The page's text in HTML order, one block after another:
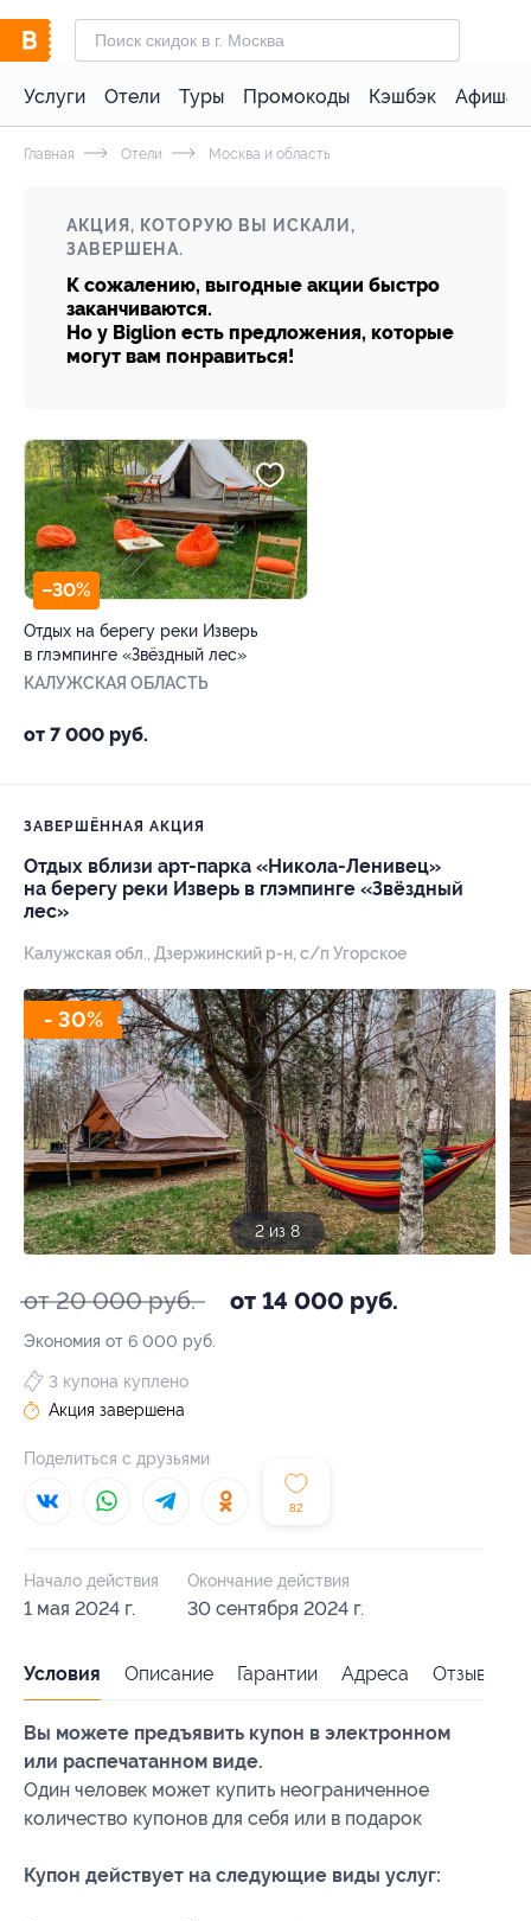
Услуги Отели Туры Промокоды Кэшбэк Афиша
Главная Отели Москва и область
АКЦИЯ, КОТОРУЮ ВЫ ИСКАЛИ,
ЗАВЕРШЕНА.
К сожалению, выгодные акции быстро
заканчиваются.
Но у Biglion есть предложения, которые
могут вам понравиться!
–30%
Отдых на берегу реки Изверь
в глэмпинге «Звёздный лес»
КАЛУЖСКАЯ ОБЛАСТЬ
от 7 000 руб.
ЗАВЕРШЁННАЯ АКЦИЯ
Отдых вблизи арт-парка «Никола-Ленивец»
на берегу реки Изверь в глэмпинге «Звёздный
лес»
Калужская обл., Дзержинский р-н, с/п Угорское
- 30%
2 из 8
от 20 000 руб. от 14 000 руб.
Экономия от 6 000 руб.
82
3 купона куплено
Акция завершена
Поделиться с друзьями
Начало действия
1 мая 2024 г.
Окончание действия
30 сентября 2024 г.
Условия Описание Гарантии Адреса Отзывы
Вы можете предъявить купон в электронном
или распечатанном виде.
Один человек может купить неограниченное
количество купонов для себя или в подарок
Купон действует на следующие виды услуг: